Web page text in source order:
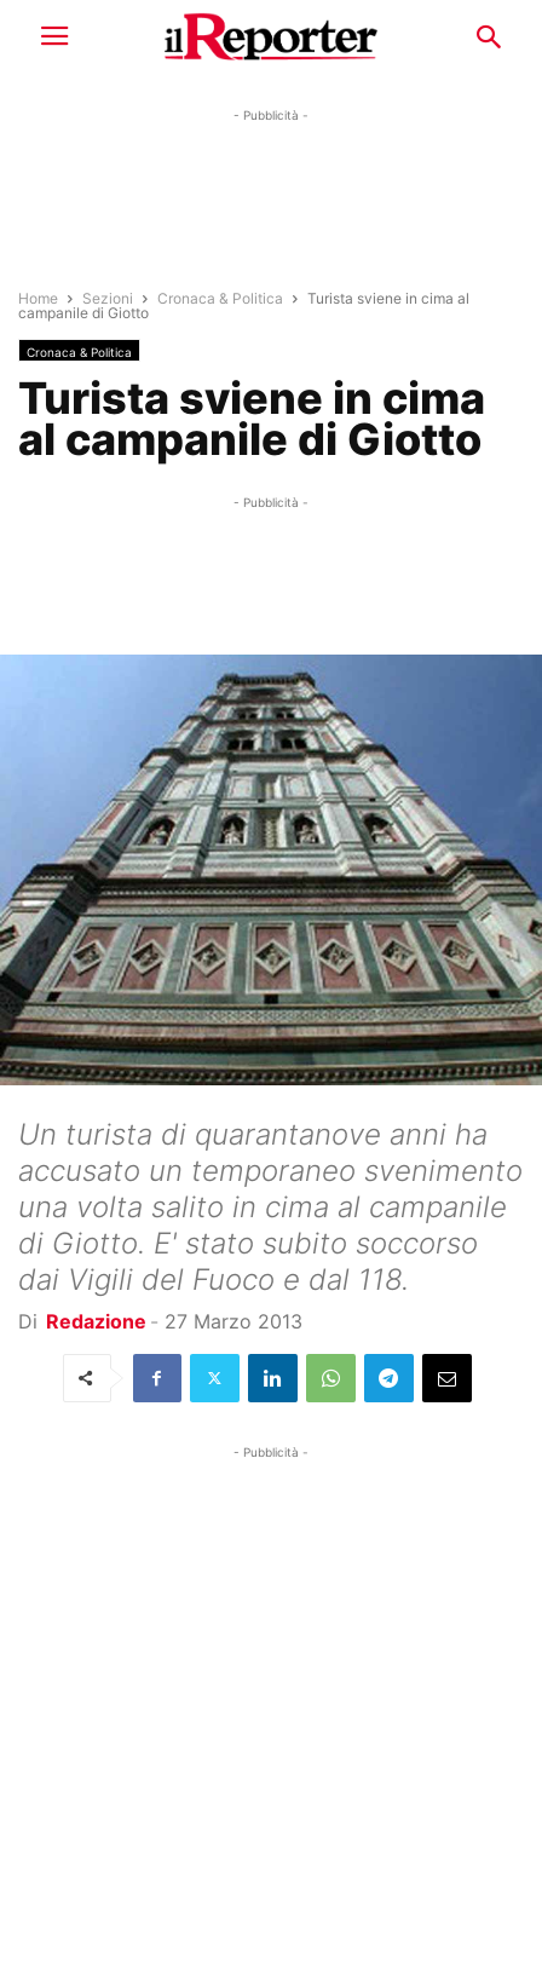
- Pubblicità -
Home Sezioni Cronaca & Politica
Turista sviene in cima al
campanile di Giotto
Cronaca & Politica
Turista sviene in cima
al campanile di Giotto
- Pubblicità -
Un turista di quarantanove anni ha
accusato un temporaneo svenimento
una volta salito in cima al campanile
di Giotto. E' stato subito soccorso
dai Vigili del Fuoco e dal 118.
Di Redazione - 27 Marzo 2013
- Pubblicità -